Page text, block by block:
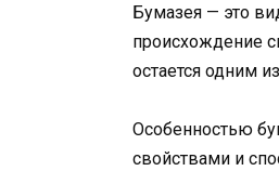
Бумазея — это
происхождение
остается одним
Особенностью
свойствами и